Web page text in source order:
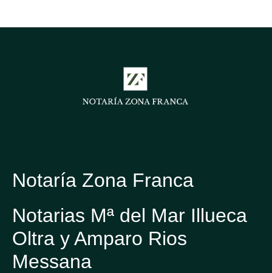
Notaría Zona Franca
Notarias Mª del Mar Illueca
Oltra y Amparo Rios
Messana